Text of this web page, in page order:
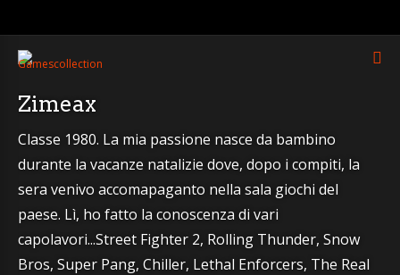
Zimeax
Classe 1980. La mia passione nasce da bambino
durante la vacanze natalizie dove, dopo i compiti, la
sera venivo accomapaganto nella sala giochi del
paese. Lì, ho fatto la conoscenza di vari
capolavori...Street Fighter 2, Rolling Thunder, Snow
Bros, Super Pang, Chiller, Lethal Enforcers, The Real